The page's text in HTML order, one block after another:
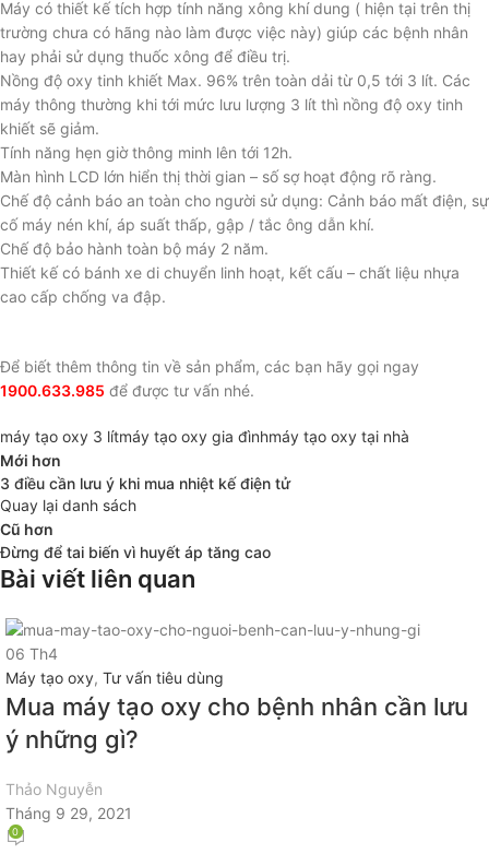
Máy có thiết kế tích hợp tính năng xông khí dung ( hiện tại trên thị
trường chưa có hãng nào làm được việc này) giúp các bệnh nhân
hay phải sử dụng thuốc xông để điều trị.
Nồng độ oxy tinh khiết Max. 96% trên toàn dải từ 0,5 tới 3 lít. Các
máy thông thường khi tới mức lưu lượng 3 lít thì nồng độ oxy tinh
khiết sẽ giảm.
Tính năng hẹn giờ thông minh lên tới 12h.
Màn hình LCD lớn hiển thị thời gian – số sợ hoạt động rõ ràng.
Chế độ cảnh báo an toàn cho người sử dụng: Cảnh báo mất điện, sự
cố máy nén khí, áp suất thấp, gập / tắc ông dẫn khí.
Chế độ bảo hành toàn bộ máy 2 năm.
Thiết kế có bánh xe di chuyển linh hoạt, kết cấu – chất liệu nhựa
cao cấp chống va đập.
Để biết thêm thông tin về sản phẩm, các bạn hãy gọi ngay
1900.633.985 để được tư vấn nhé.
máy tạo oxy 3 lítmáy tạo oxy gia đìnhmáy tạo oxy tại nhà
Mới hơn
3 điều cần lưu ý khi mua nhiệt kế điện tử
Quay lại danh sách
Cũ hơn
Đừng để tai biến vì huyết áp tăng cao
Bài viết liên quan
06 Th4
Máy tạo oxy, Tư vấn tiêu dùng
Mua máy tạo oxy cho bệnh nhân cần lưu
ý những gì?
Thảo Nguyễn
Tháng 9 29, 2021
0